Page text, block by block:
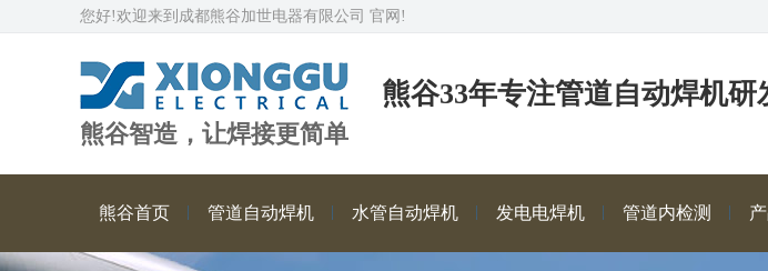
您好!欢迎来到成都熊谷加世电器有限公司 官网!
熊谷智造，让焊接更简单
熊谷33年专注管道自动焊机研
熊谷首页 管道自动焊机 水管自动焊机 发电电焊机 管道内检测